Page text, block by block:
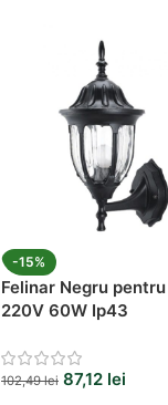
-15%
Felinar Negru
220V 60W Ip43
102,49lei 87,12 lei